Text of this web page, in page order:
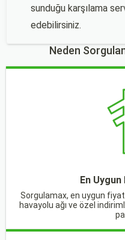
sunduğu karşılama
edebilirsiniz.
Neden
En
Sorgulamax, en uygun
havayolu ağı ve özel